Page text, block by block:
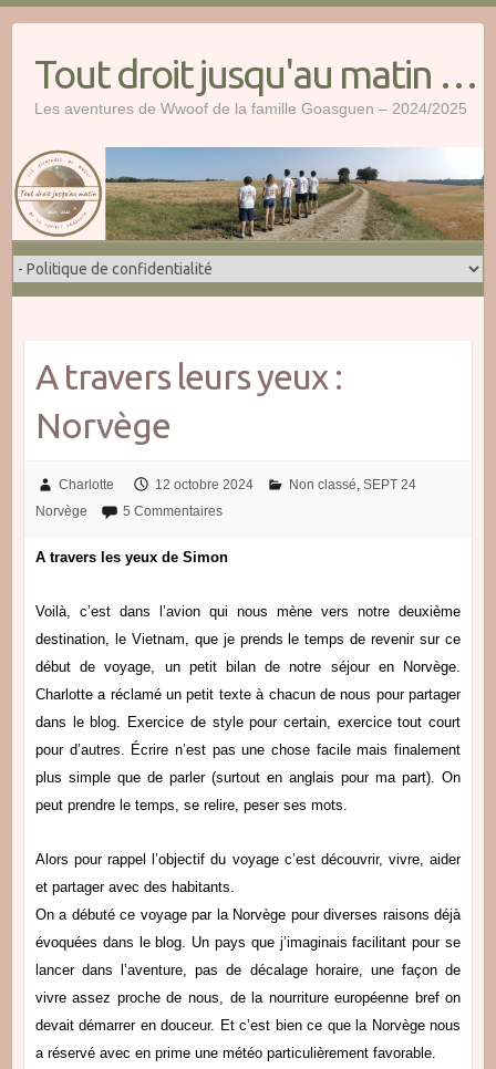
Tout droit jusqu'au matin …
Les aventures de Wwoof de la famille Goasguen – 2024/2025
A travers leurs yeux :
Norvège
Charlotte 12 octobre 2024 Non classé, SEPT 24
Norvège
5 Commentaires
A travers les yeux de Simon
Voilà, c’est dans l’avion qui nous mène vers notre deuxième
destination, le Vietnam, que je prends le temps de revenir sur ce
début de voyage, un petit bilan de notre séjour en Norvège.
Charlotte a réclamé un petit texte à chacun de nous pour partager
dans le blog. Exercice de style pour certain, exercice tout court
pour d’autres. Écrire n’est pas une chose facile mais finalement
plus simple que de parler (surtout en anglais pour ma part). On
peut prendre le temps, se relire, peser ses mots.
Alors pour rappel l’objectif du voyage c’est découvrir, vivre, aider
et partager avec des habitants.
On a débuté ce voyage par la Norvège pour diverses raisons déjà
évoquées dans le blog. Un pays que j’imaginais facilitant pour se
lancer dans l’aventure, pas de décalage horaire, une façon de
vivre assez proche de nous, de la nourriture européenne bref on
devait démarrer en douceur. Et c’est bien ce que la Norvège nous
a réservé avec en prime une météo particulièrement favorable.